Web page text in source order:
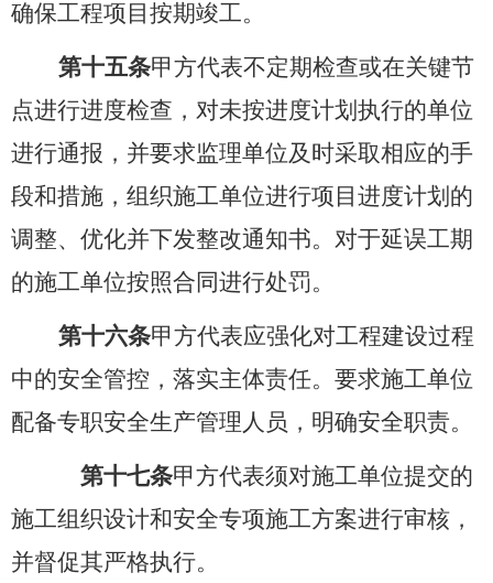
确保工程项目按期竣工。
第十五条甲方代表不定期检查或在关键节
点进行进度检查，对未按进度计划执行的单位
进行通报，并要求监理单位及时采取相应的手
段和措施，组织施工单位进行项目进度计划的
调整、优化并下发整改通知书。对于延误工期
的施工单位按照合同进行处罚。
第十六条甲方代表应强化对工程建设过程
中的安全管控，落实主体责任。要求施工单位
配备专职安全生产管理人员，明确安全职责。
第十七条甲方代表须对施工单位提交的
施工组织设计和安全专项施工方案进行审核，
并督促其严格执行。